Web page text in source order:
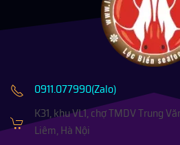
0911.077990(Zalo)
K31, khu VL1, chợ TMDV Trung
Liêm, Hà Nội